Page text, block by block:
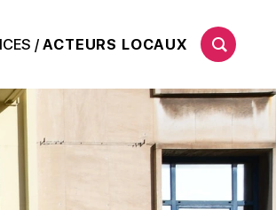
/ACTEURS LOCAUX